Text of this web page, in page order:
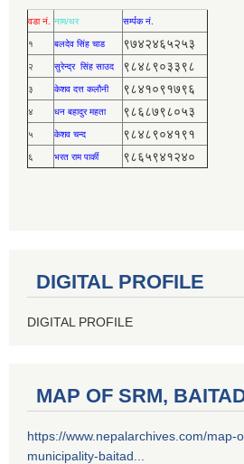
वडा नं. नाम/थर सर्म्पक नं.
१ बलदेव सिंह चाड ९७४२४६५२५३
२ सुरेन्द्र सिंह साउद ९८४८९०३३९८
३ केशव दत्त कलौनी ९८४१०९१७९६
४ धन बहादुर महता ९८६८७९८०५३
५ केशव चन्द ९८४८९०४१९१
६ भरत राम पार्की ९८६५९४१२४०
DIGITAL PROFILE
DIGITAL PROFILE
MAP OF SRM,
https://www.nepalarchives.com/map-
municipality-baitad...